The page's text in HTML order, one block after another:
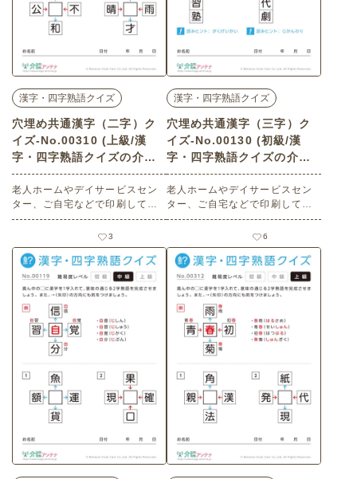
漢字・四字熟語クイズ
穴埋め共通漢字（二字）ク
イズ-No.00310 (上級/漢
字・四字熟語クイズの介護
レク素材)
老人ホームやデイサービスセン
ター、ご自宅などで印刷してお
使いいただける無料の高齢者向
け介護レク素材（漢字・四字熟
語クイズ・上級）です。
3
漢字・四字熟語クイズ
穴埋め共通漢字（三字）ク
イズ-No.00130 (初級/漢
字・四字熟語クイズの介護
レク素材)
老人ホームやデイサービスセン
ター、ご自宅などで印刷してお
使いいただける無料の高齢者向
け介護レク素材（漢字・四字熟
語クイズ・初級）です。
6